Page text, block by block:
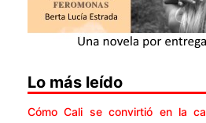
Lo más leído
Cómo Cali se convirtió en la